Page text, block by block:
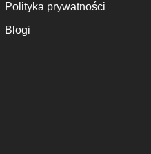
Polityka prywatności
Blogi